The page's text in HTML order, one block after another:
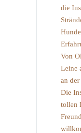
die
Von
Leine
an
Die
tollen